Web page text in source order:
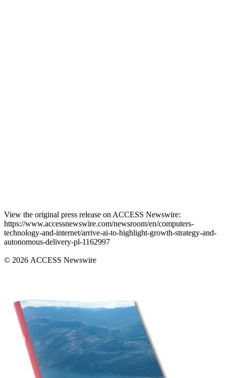
View the original press release on ACCESS Newswire:
https://www.accessnewswire.com/newsroom/en/computers-
technology-and-internet/arrive-ai-to-highlight-growth-strategy-and-
autonomous-delivery-pl-1162997
© 2026 ACCESS Newswire